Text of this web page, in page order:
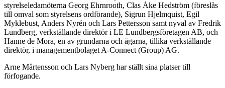
styrelseledamöterna Georg Ehrnrooth, Clas Åke Hedström (föreslås
till omval som styrelsens ordförande), Sigrun Hjelmquist, Egil
Myklebust, Anders Nyrén och Lars Pettersson samt nyval av Fredrik
Lundberg, verkställande direktör i LE Lundbergsföretagen AB, och
Hanne de Mora, en av grundarna och ägarna, tillika verkställande
direktör, i managementbolaget A-Connect (Group) AG.
Arne Mårtensson och Lars Nyberg har ställt sina platser till
förfogande.